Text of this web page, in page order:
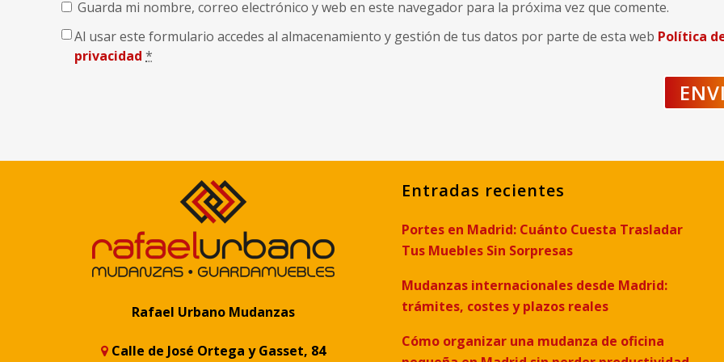
Guarda mi nombre, correo electrónico y web en este navegador para la próxima vez que comente.
Al usar este formulario accedes al almacenamiento y gestión de tus datos por parte de esta web Política
privacidad *
Rafael Urbano Mudanzas
Calle de José Ortega y Gasset, 84
Entradas recientes
Portes en Madrid: Cuánto Cuesta Trasladar
Tus Muebles Sin Sorpresas
Mudanzas internacionales desde Madrid:
trámites, costes y plazos reales
Cómo organizar una mudanza de oficina